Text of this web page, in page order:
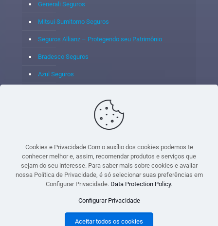
Generali Seguros
Mitsui Sumitomo Seguros
Seguros Allianz – Protegendo seu Patrimônio
Bradesco Seguros
Azul Seguros
© 2020 - Yoshie & Maia Corretora de Seguros Ltda - CNPJ:
05.459.716/0001-75 - SUSEP: 100637106 AV DOS
PAVIMENTO - CEP 06.020-012 - VILA YARA - OSASCO - UF SP -
TELEFONE - (11) 8251-9266
Cookies e Privacidade Com o auxílio dos cookies podemos te
conhecer melhor e, assim, recomendar produtos e serviços que
sejam do seu interesse. Para saber mais sobre cookies e avaliar
nossa Política de Privacidade, é só selecionar suas preferências em
Configurar Privacidade. Data Protection Policy.
Configurar Privacidade
Aceitar todos os cookies